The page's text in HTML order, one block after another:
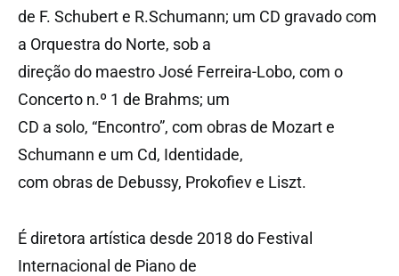
de F. Schubert e R.Schumann; um CD gravado com
a Orquestra do Norte, sob a
direção do maestro José Ferreira-Lobo, com o
Concerto n.º 1 de Brahms; um
CD a solo, “Encontro”, com obras de Mozart e
Schumann e um Cd, Identidade,
com obras de Debussy, Prokofiev e Liszt.
É diretora artística desde 2018 do Festival
Internacional de Piano de